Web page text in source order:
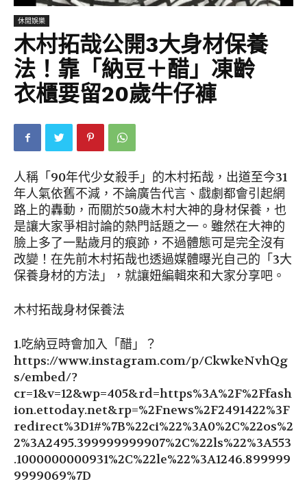
休閒娛樂
木村拓哉公開3大身材保養
法！靠「納豆＋醋」凍齡
衣櫃要留20歲牛仔褲
人稱「90年代少女殺手」的木村拓哉，出道至今31
年人氣依舊不減，不論廣告代言、戲劇都會引起網
路上的轟動，而關於50歲木村大神的身材保養，也
是讓大家爭相討論的熱門話題之一。雖然在大神的
臉上多了一點歲月的痕跡，不過體態可是完全沒有
改變！在先前木村拓哉也透過媒體曝光自己的「3大
保養身材的方法」，就讓妞編輯來和大家分享吧。
木村拓哉身材保養法
1.吃納豆時會加入「醋」？
https://www.instagram.com/p/CkwkeNvhQg
s/embed/?
cr=1&v=12&wp=405&rd=https%3A%2F%2Ffash
ion.ettoday.net&rp=%2Fnews%2F2491422%3F
redirect%3D1#%7B%22ci%22%3A0%2C%22os%2
2%3A2495.399999999907%2C%22ls%22%3A553
.1000000000931%2C%22le%22%3A1246.899999
9999069%7D